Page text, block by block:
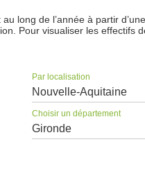
long de l’année à partir
Pour visualiser les
Par localisation
Nouvelle-Aquitaine
Choisir un département
Gironde